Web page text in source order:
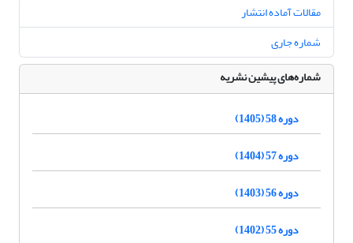
مقالات آماده انتشار
شماره جاری
شماره‌های پیشین نشریه
دوره 58 (1405)
دوره 57 (1404)
دوره 56 (1403)
دوره 55 (1402)